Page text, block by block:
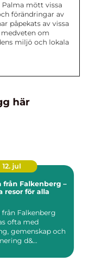
mött vissa
förändringar av
påpekats av vissa
om
miljö och lokala
här
12. jul
från Falkenberg –
resor för alla
från Falkenberg
ofta med
gemenskap och
d&...